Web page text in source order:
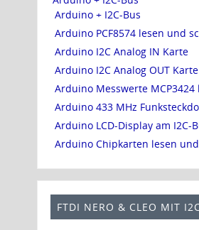
Arduino + I2C-Bus
Arduino PCF8574 lesen und
Arduino I2C Analog IN Karte
Arduino I2C Analog OUT Karte
Arduino Messwerte MCP3424
Arduino 433 MHz
Arduino LCD-Display am I2C-
Arduino Chipkarten lesen
FTDI NERO & CLEO MIT